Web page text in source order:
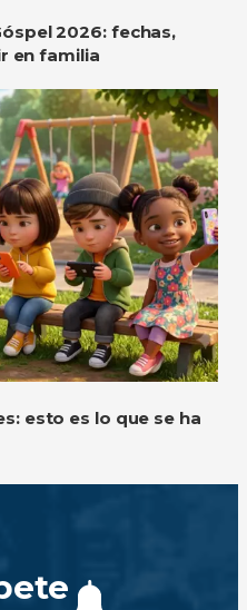
2026: fechas,
en familia
esto es lo que se ha